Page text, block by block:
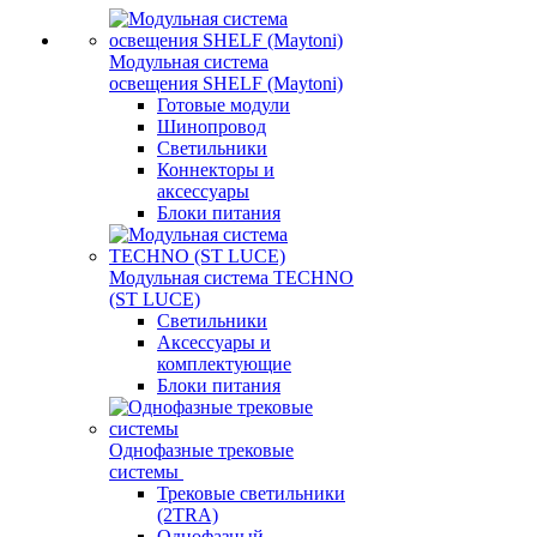
Модульная система
освещения SHELF (Maytoni)
Готовые модули
Шинопровод
Светильники
Коннекторы и
аксессуары
Блоки питания
Модульная система TECHNO
(ST LUCE)
Светильники
Аксессуары и
комплектующие
Блоки питания
Однофазные трековые
системы
Трековые светильники
(2TRA)